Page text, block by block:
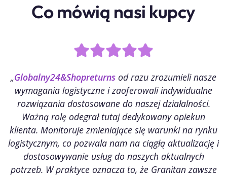
Co mówią nasi kupcy
„Globalny24&Shopreturns od razu zrozumieli nasze
wymagania logistyczne i zaoferowali indywidualne
rozwiązania dostosowane do naszej działalności.
Ważną rolę odegrał tutaj dedykowany opiekun
klienta. Monitoruje zmieniające się warunki na rynku
logistycznym, co pozwala nam na ciągłą aktualizację i
dostosowywanie usług do naszych aktualnych
potrzeb. W praktyce oznacza to, że Granitan zawsze